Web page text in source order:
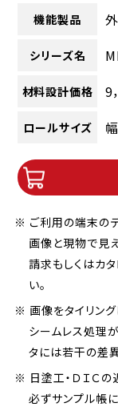
機能製品
シリーズ名
材料設計価格 9
ロールサイズ
※ ご利用の端末の
画像と現物で見
請求もしくはカ
い。
※ 画像をタイリン
シームレス処理
タには若干の差
※ 日塗工・ＤＩＣの
必ずサンプル帳